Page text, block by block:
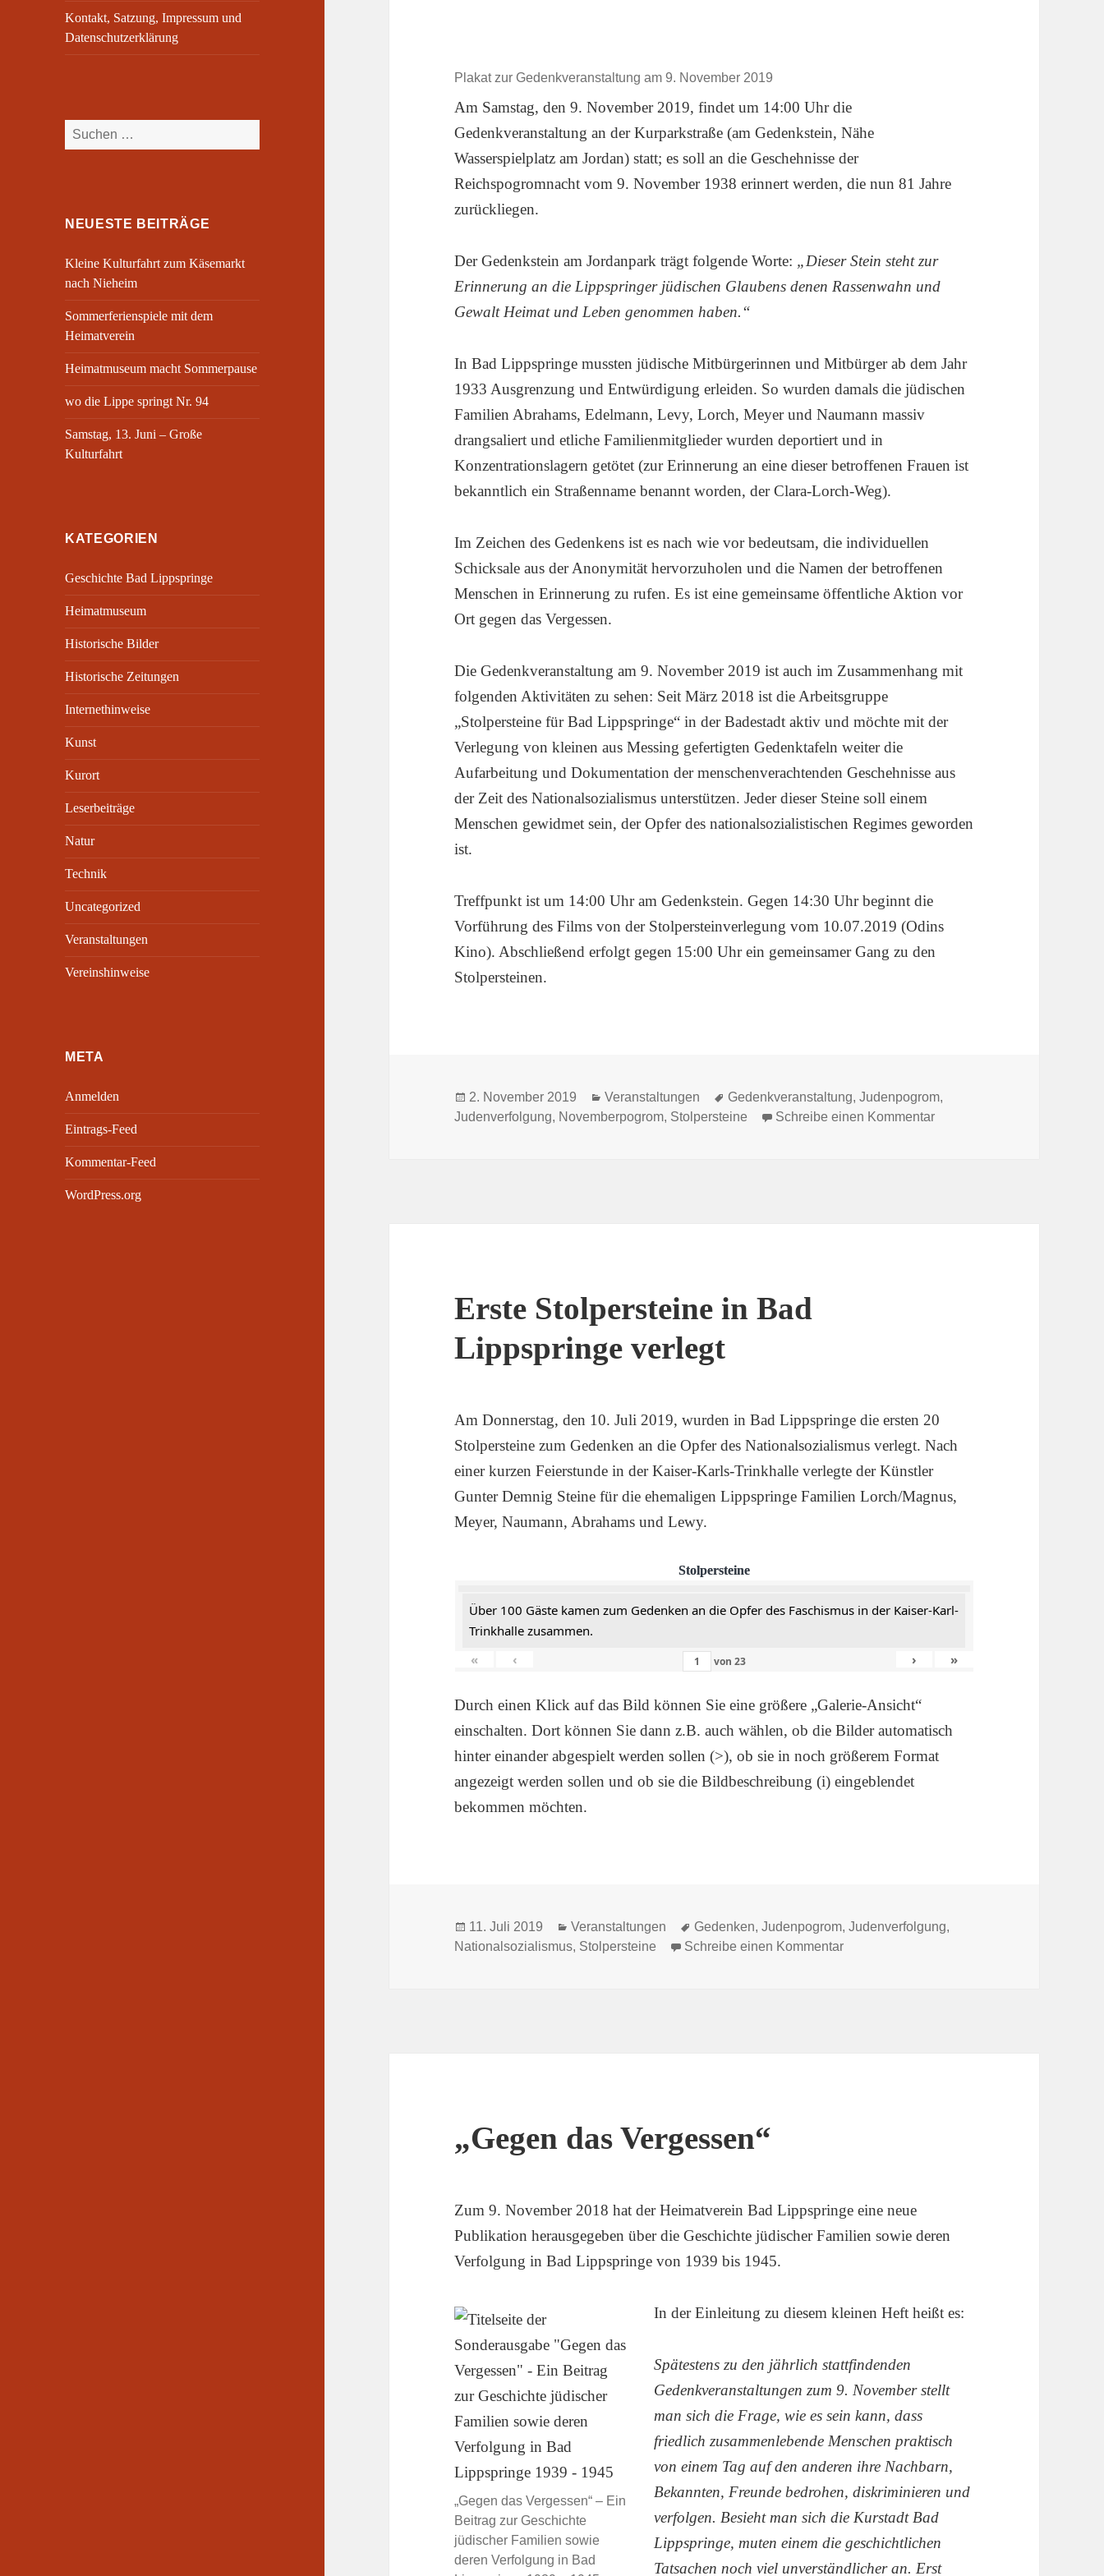
Kontakt, Satzung, Impressum und
Datenschutzerklärung
Suchen
nach:
NEUESTE BEITRÄGE
Kleine Kulturfahrt zum Käsemarkt
nach Nieheim
Sommerferienspiele mit dem
Heimatverein
Heimatmuseum macht Sommerpause
wo die Lippe springt Nr. 94
Samstag, 13. Juni – Große
Kulturfahrt
KATEGORIEN
Geschichte Bad Lippspringe
Heimatmuseum
Historische Bilder
Historische Zeitungen
Internethinweise
Kunst
Kurort
Leserbeiträge
Natur
Technik
Uncategorized
Veranstaltungen
Vereinshinweise
META
Anmelden
Eintrags-Feed
Kommentar-Feed
WordPress.org
Plakat zur Gedenkveranstaltung am 9. November 2019
Am Samstag, den 9. November 2019, findet um 14:00 Uhr die
Gedenkveranstaltung an der Kurparkstraße (am Gedenkstein, Nähe
Wasserspielplatz am Jordan) statt; es soll an die Geschehnisse der
Reichspogromnacht vom 9. November 1938 erinnert werden, die nun 81 Jahre
zurückliegen.
Der Gedenkstein am Jordanpark trägt folgende Worte: „Dieser Stein steht zur
Erinnerung an die Lippspringer jüdischen Glaubens denen Rassenwahn und
Gewalt Heimat und Leben genommen haben.“
In Bad Lippspringe mussten jüdische Mitbürgerinnen und Mitbürger ab dem Jahr
1933 Ausgrenzung und Entwürdigung erleiden. So wurden damals die jüdischen
Familien Abrahams, Edelmann, Levy, Lorch, Meyer und Naumann massiv
drangsaliert und etliche Familienmitglieder wurden deportiert und in
Konzentrationslagern getötet (zur Erinnerung an eine dieser betroffenen Frauen ist
bekanntlich ein Straßenname benannt worden, der Clara-Lorch-Weg).
Im Zeichen des Gedenkens ist es nach wie vor bedeutsam, die individuellen
Schicksale aus der Anonymität hervorzuholen und die Namen der betroffenen
Menschen in Erinnerung zu rufen. Es ist eine gemeinsame öffentliche Aktion vor
Ort gegen das Vergessen.
Die Gedenkveranstaltung am 9. November 2019 ist auch im Zusammenhang mit
folgenden Aktivitäten zu sehen: Seit März 2018 ist die Arbeitsgruppe
„Stolpersteine für Bad Lippspringe“ in der Badestadt aktiv und möchte mit der
Verlegung von kleinen aus Messing gefertigten Gedenktafeln weiter die
Aufarbeitung und Dokumentation der menschenverachtenden Geschehnisse aus
der Zeit des Nationalsozialismus unterstützen. Jeder dieser Steine soll einem
Menschen gewidmet sein, der Opfer des nationalsozialistischen Regimes geworden
ist.
Treffpunkt ist um 14:00 Uhr am Gedenkstein. Gegen 14:30 Uhr beginnt die
Vorführung des Films von der Stolpersteinverlegung vom 10.07.2019 (Odins
Kino). Abschließend erfolgt gegen 15:00 Uhr ein gemeinsamer Gang zu den
Stolpersteinen.
Veröffentlicht
am
2. November 2019 Kategorien
Veranstaltungen Schlagwörter
Gedenkveranstaltung,Judenpogrom,
Judenverfolgung, Novemberpogrom, Stolpersteine Schreibe einen Kommentarzu Gedenkveranstaltung am
Erste Stolpersteine in Bad
Lippspringe verlegt
Am Donnerstag, den 10. Juli 2019, wurden in Bad Lippspringe die ersten 20
Stolpersteine zum Gedenken an die Opfer des Nationalsozialismus verlegt. Nach
einer kurzen Feierstunde in der Kaiser-Karls-Trinkhalle verlegte der Künstler
Gunter Demnig Steine für die ehemaligen Lippspringe Familien Lorch/Magnus,
Meyer, Naumann, Abrahams und Lewy.
Stolpersteine
Über 100 Gäste kamen zum Gedenken an die Opfer des Faschismus in der Kaiser-Karl-
Trinkhalle zusammen.
«
‹ von23 › »
Durch einen Klick auf das Bild können Sie eine größere „Galerie-Ansicht“
einschalten. Dort können Sie dann z.B. auch wählen, ob die Bilder automatisch
hinter einander abgespielt werden sollen (>), ob sie in noch größerem Format
angezeigt werden sollen und ob sie die Bildbeschreibung (i) eingeblendet
bekommen möchten.
Veröffentlicht
am
11. Juli 2019 Kategorien
Veranstaltungen Schlagwörter
Gedenken,Judenpogrom,Judenverfolgung,
Nationalsozialismus, Stolpersteine Schreibe einen Kommentarzu Erste Stolpersteine in Bad Lippspringe
„Gegen das Vergessen“
Zum 9. November 2018 hat der Heimatverein Bad Lippspringe eine neue
Publikation herausgegeben über die Geschichte jüdischer Familien sowie deren
Verfolgung in Bad Lippspringe von 1939 bis 1945.
„Gegen das Vergessen“ – Ein
Beitrag zur Geschichte
jüdischer Familien sowie
deren Verfolgung in Bad
In der Einleitung zu diesem kleinen Heft heißt es:
Spätestens zu den jährlich stattfindenden
Gedenkveranstaltungen zum 9. Novemberstellt
man sich die Frage, wie es sein kann, dass
friedlich zusammenlebendeMenschen praktisch
von einem Tag auf den anderen ihre Nachbarn,
Bekannten, Freunde bedrohen, diskriminieren und
verfolgen. Besieht man sichdie Kurstadt Bad
Lippspringe, muten einem die geschichtlichen
Tatsachen nochviel unverständlicher an. Erst